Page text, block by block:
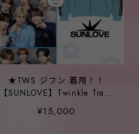
★TWS ジフン 着用！！
【SUNLOVE】Twinkle Track
Jacket Blue
¥15,000